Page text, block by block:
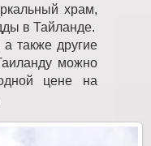
храм,
в Тайланде.
также другие
можно
цене на